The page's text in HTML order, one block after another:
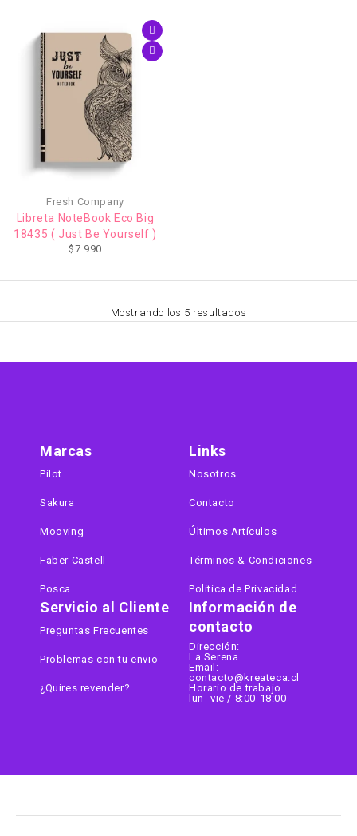
Fresh Company
Libreta NoteBook Eco Big
18435 ( Just Be Yourself )
$7.990
Mostrando los 5 resultados
Información de
contacto
Dirección:
La Serena
Email:
contacto@kreateca.cl
Horario de trabajo
lun- vie / 8:00-18:00
Marcas
Pilot
Sakura
Mooving
Faber Castell
Posca
Links
Nosotros
Contacto
Últimos Artículos
Términos & Condiciones
Politica de Privacidad
Servicio al Cliente
Preguntas Frecuentes
Problemas con tu envio
¿Quires revender?